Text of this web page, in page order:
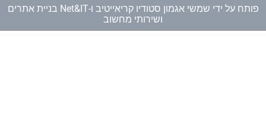
פותח על ידי שמשי אגמון סטודיו קריאייטיב ו-
Net&IT בניית אתרים
ושירותי מחשוב